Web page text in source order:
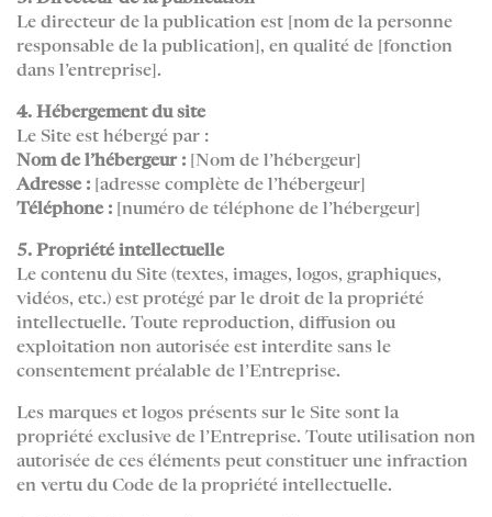
Le directeur de la publication est [nom de la personne
responsable de la publication], en qualité de [fonction
dans l’entreprise].
4. Hébergement du site
Le Site est hébergé par :
Nom de l’hébergeur : [Nom de l’hébergeur]
Adresse : [adresse complète de l’hébergeur]
Téléphone : [numéro de téléphone de l’hébergeur]
5. Propriété intellectuelle
Le contenu du Site (textes, images, logos, graphiques,
vidéos, etc.) est protégé par le droit de la propriété
intellectuelle. Toute reproduction, diffusion ou
exploitation non autorisée est interdite sans le
consentement préalable de l’Entreprise.
Les marques et logos présents sur le Site sont la
propriété exclusive de l’Entreprise. Toute utilisation non
autorisée de ces éléments peut constituer une infraction
en vertu du Code de la propriété intellectuelle.